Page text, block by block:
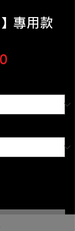
專用款
物車